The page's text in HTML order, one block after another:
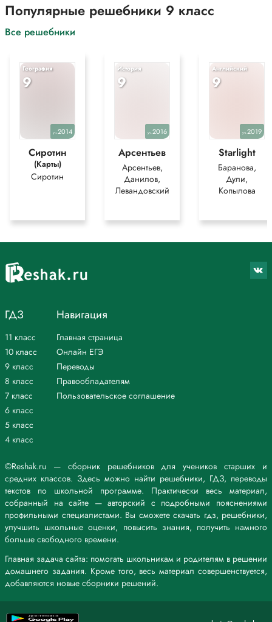
Популярные решебники 9 класс
Все решебники
География
9
уч.2014
Сиротин
(Карты)
Сиротин
История
9
уч.2016
Арсентьев
Арсентьев,
Данилов,
Левандовский
Английский
9
уч.2019
Starlight
Баранова,
Дули,
Копылова
©Reshak.ru — сборник решебников для учеников старших и
средних классов. Здесь можно найти решебники, ГДЗ, переводы
текстов по школьной программе. Практически весь материал,
собранный на сайте — авторский с подробными пояснениями
профильными специалистами. Вы сможете скачать гдз, решебники,
улучшить школьные оценки, повысить знания, получить намного
больше свободного времени.
Главная задача сайта: помогать школьникам и родителям в решении
домашнего задания. Кроме того, весь материал совершенствуется,
добавляются новые сборники решений.
ГДЗ
11 класс
10 класс
9 класс
8 класс
7 класс
6 класс
5 класс
4 класс
Навигация
Главная страница
Онлайн ЕГЭ
Переводы
Правообладателям
Пользовательское соглашение